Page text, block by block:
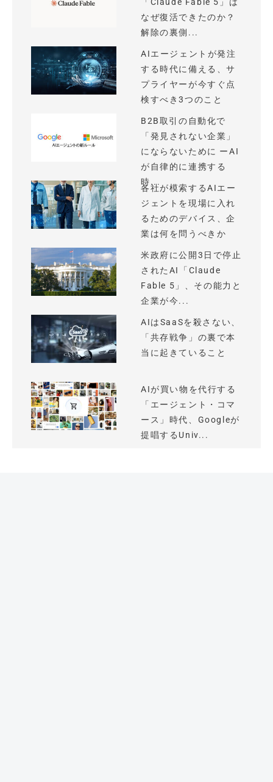
「Claude Fable 5」は
なぜ復活できたのか？
解除の裏側...
AIエージェントが発注
する時代に備える、サ
プライヤーが今すぐ点
検すべき3つのこと
B2B取引の自動化で
「発見されない企業」
にならないために ーAI
が自律的に連携する
時...
各社が模索するAIエー
ジェントを現場に入れ
るためのデバイス、企
業は何を問うべきか
米政府に公開3日で停止
されたAI「Claude
Fable 5」、その能力と
企業が今...
AIはSaaSを殺さない、
「共存戦争」の裏で本
当に起きていること
AIが買い物を代行する
「エージェント・コマ
ース」時代、Googleが
提唱するUniv...